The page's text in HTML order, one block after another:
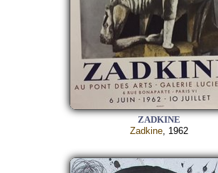
ZADKINE
Zadkine , 1962